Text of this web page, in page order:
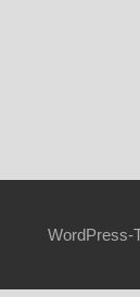
WordPress-